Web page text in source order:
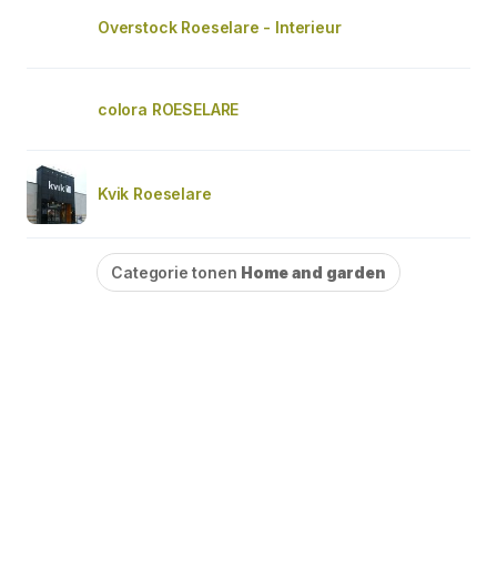
Overstock Roeselare - Interieur
colora ROESELARE
Kvik Roeselare
Categorie tonen Home and garden